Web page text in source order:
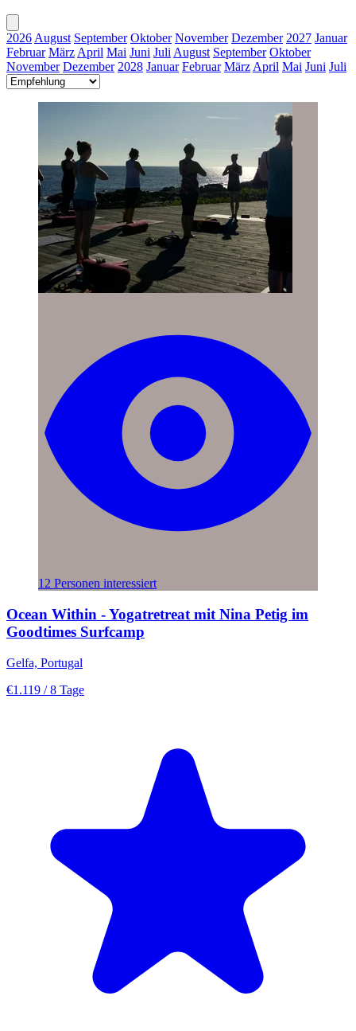
2026 August September Oktober November Dezember 2027 Januar
Februar März April Mai Juni Juli August September Oktober
November Dezember 2028 Januar Februar März April Mai Juni Juli
12 Personen interessiert
Ocean Within - Yogatretreat mit Nina Petig im
Goodtimes Surfcamp
Gelfa, Portugal
€1.119 / 8 Tage